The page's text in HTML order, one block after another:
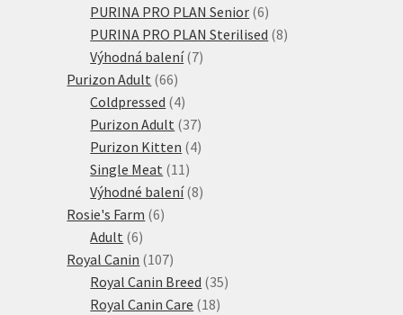
produkty
PURINA PRO PLAN Senior 66
produktů
PURINA PRO PLAN Sterilised 88
Výhodná balení 77
Purizon Adult 6666
produktů
Coldpressed 44
produkty
Purizon Adult 3737
produktů
Purizon Kitten 44
Single Meat 11 11
produktů
Výhodné balení 88
Rosie's Farm 66
Adult 66
produktů
Royal Canin 107107
produktů
Royal Canin Breed 3535
Royal Canin Care 1818